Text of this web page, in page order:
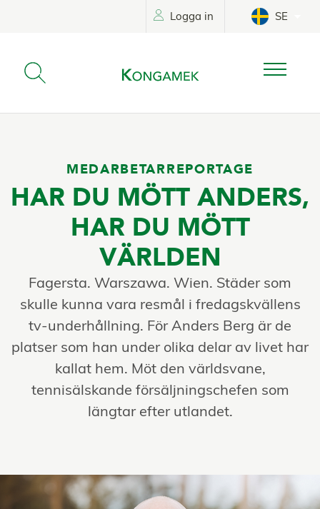
Logga in SE
MEDARBETARREPORTAGE
HAR DU MÖTT ANDERS,
HAR DU MÖTT
VÄRLDEN
Fagersta. Warszawa. Wien. Städer som
skulle kunna vara resmål i fredagskvällens
tv-underhållning. För Anders Berg är de
platser som han under olika delar av livet har
kallat hem. Möt den världsvane,
tennisälskande försäljningschefen som
längtar efter utlandet.